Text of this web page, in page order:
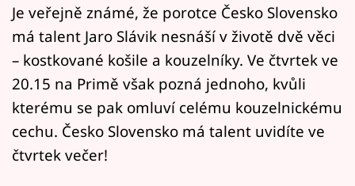
Mámy sobě
Přihlášení
Sledujte nás
Je veřejně známé, že porotce Česko Slovensko
má talent Jaro Slávik nesnáší v životě dvě věci
– kostkované košile a kouzelníky. Ve čtvrtek ve
20.15 na Primě však pozná jednoho, kvůli
kterému se pak omluví celému kouzelnickému
cechu. Česko Slovensko má talent uvidíte ve
čtvrtek večer!